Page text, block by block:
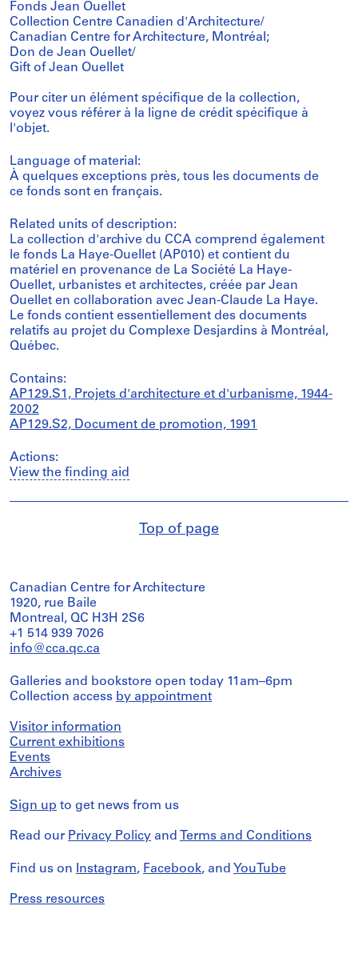
Fonds Jean Ouellet
Collection Centre Canadien d'Architecture/
Canadian Centre for Architecture, Montréal;
Don de Jean Ouellet/
Gift of Jean Ouellet
Pour citer un élément spécifique de la collection,
voyez vous référer à la ligne de crédit spécifique à
l'objet.
Language of material:
À quelques exceptions près, tous les documents de
ce fonds sont en français.
Related units of description:
La collection d'archive du CCA comprend également
le fonds La Haye-Ouellet (AP010) et contient du
matériel en provenance de La Société La Haye-
Ouellet, urbanistes et architectes, créée par Jean
Ouellet en collaboration avec Jean-Claude La Haye.
Le fonds contient essentiellement des documents
relatifs au projet du Complexe Desjardins à Montréal,
Québec.
Contains:
AP129.S1, Projets d'architecture et d'urbanisme, 1944-
2002
AP129.S2, Document de promotion, 1991
Actions:
View the finding aid
Top of page
Canadian Centre for Architecture
1920, rue Baile
Montreal, QC H3H 2S6
+1 514 939 7026
info@cca.qc.ca
Galleries and bookstore open today 11am–6pm
Collection access by appointment
Visitor information
Current exhibitions
Events
Archives
Sign up to get news from us
Read our Privacy Policy and Terms and Conditions
Find us on Instagram, Facebook, and YouTube
Press resources